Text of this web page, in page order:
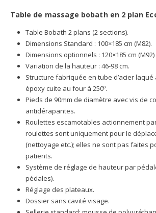
Table de massage bobath en 2 plan
Table Bobath 2 plans (2 sections).
Dimensions Standard : 100×185 cm (M82).
Dimensions optionnels : 120×185 cm (M92)
Variation de la hauteur : 46-98 cm.
Structure fabriquée en tube d’acier
époxy cuite au four à 250º.
Pieds de 90mm de diamètre avec vis de
antidérapantes.
Roulettes escamotables actionnement
roulettes sont uniquement pour le
(nettoyage etc.); elles ne sont pas faites
patients.
Système de réglage de hauteur par
pédales).
Réglage des plateaux.
Dossier sans cavité visage.